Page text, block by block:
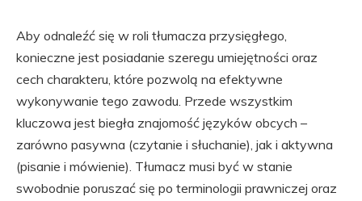
Aby odnaleźć się w roli tłumacza przysięgłego,
konieczne jest posiadanie szeregu umiejętności oraz
cech charakteru, które pozwolą na efektywne
wykonywanie tego zawodu. Przede wszystkim
kluczowa jest biegła znajomość języków obcych –
zarówno pasywna (czytanie i słuchanie), jak i aktywna
(pisanie i mówienie). Tłumacz musi być w stanie
swobodnie poruszać się po terminologii prawniczej oraz